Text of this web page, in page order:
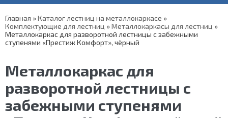
Главная »Каталог лестниц на металлокаркасе »
Комплектующие для лестниц »Металлокаркасы для лестниц »
Металлокаркас для разворотной лестницы с забежными
ступенями «Престиж Комфорт», чёрный
Металлокаркас для
разворотной лестницы с
забежными ступенями